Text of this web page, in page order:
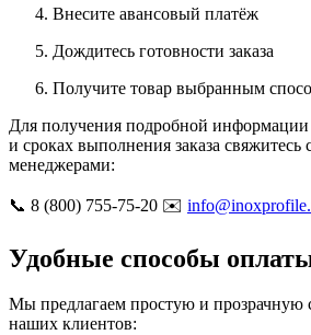
Внесите авансовый платёж
Дождитесь готовности заказа
Получите товар выбранным
Для получения подробной информации
и сроках выполнения заказа
менеджерами:
📞 8 (800) 755-75-20 ✉️
Удобные способы
Мы предлагаем простую и прозрачную
наших клиентов: